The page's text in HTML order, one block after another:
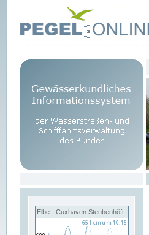
Elbe - Cuxhaven Steubenhöft